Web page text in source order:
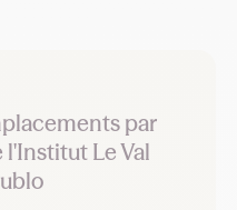
par
l'Institut Le Val